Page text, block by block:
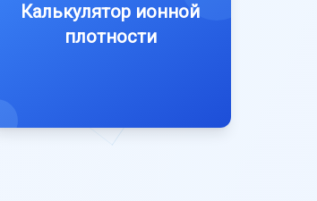
Калькулятор ионной
плотности